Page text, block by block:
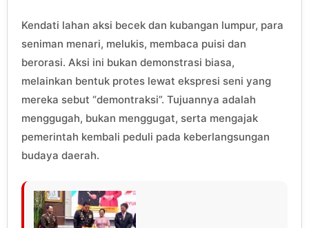
Kendati lahan aksi becek dan kubangan lumpur, para
seniman menari, melukis, membaca puisi dan
berorasi. Aksi ini bukan demonstrasi biasa,
melainkan bentuk protes lewat ekspresi seni yang
mereka sebut “demontraksi”. Tujuannya adalah
menggugah, bukan menggugat, serta mengajak
pemerintah kembali peduli pada keberlangsungan
budaya daerah.